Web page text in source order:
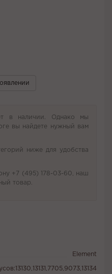
в наличии. Однако мы
вы найдете нужный вам
ниже для удобства
+7 (495) 178-03-60, наш
товар.
Element